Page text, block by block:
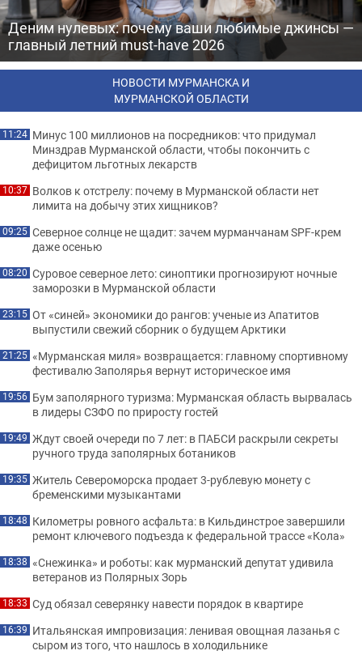
Деним нулевых: почему ваши любимые джинсы —
главный летний must-have 2026
НОВОСТИ МУРМАНСКА И
МУРМАНСКОЙ ОБЛАСТИ
11:24 Минус 100 миллионов на посредников: что придумал
Минздрав Мурманской области, чтобы покончить с
дефицитом льготных лекарств
10:37 Волков к отстрелу: почему в Мурманской области нет
лимита на добычу этих хищников?
09:25 Северное солнце не щадит: зачем мурманчанам SPF-крем
даже осенью
08:20 Суровое северное лето: синоптики прогнозируют ночные
заморозки в Мурманской области
23:15 От «синей» экономики до рангов: ученые из Апатитов
выпустили свежий сборник о будущем Арктики
21:25 «Мурманская миля» возвращается: главному спортивному
фестивалю Заполярья вернут историческое имя
19:56 Бум заполярного туризма: Мурманская область вырвалась
в лидеры СЗФО по приросту гостей
19:49 Ждут своей очереди по 7 лет: в ПАБСИ раскрыли секреты
ручного труда заполярных ботаников
19:35 Житель Североморска продает 3-рублевую монету с
бременскими музыкантами
18:48 Километры ровного асфальта: в Кильдинстрое завершили
ремонт ключевого подъезда к федеральной трассе «Кола»
18:38 «Снежинка» и роботы: как мурманский депутат удивила
ветеранов из Полярных Зорь
18:33 Суд обязал северянку навести порядок в квартире
16:39 Итальянская импровизация: ленивая овощная лазанья с
сыром из того, что нашлось в холодильнике